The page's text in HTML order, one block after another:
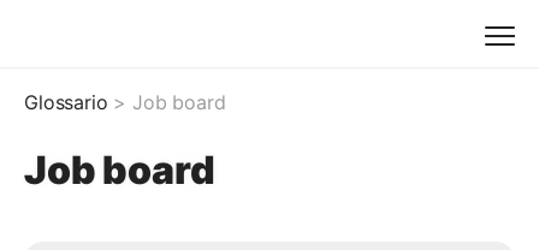
Glossario > Job board
Job board